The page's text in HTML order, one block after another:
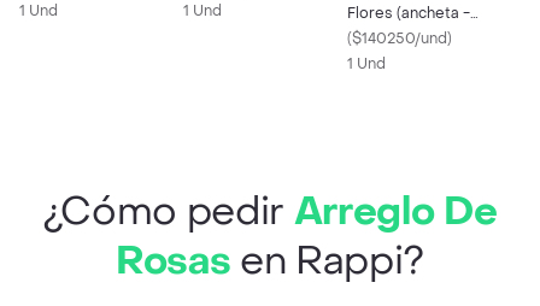
1 Und
1 Und
Flores (ancheta -
Regalo - Dulces)
($140250/und)
1 Und
¿Cómo pedir Arreglo De
Rosas en Rappi?